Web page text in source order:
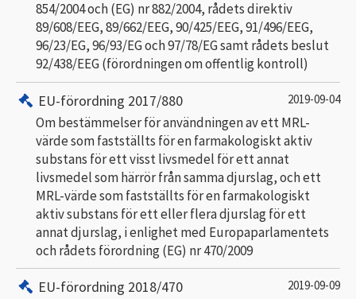
854/2004 och (EG) nr 882/2004, rådets direktiv
89/608/EEG, 89/662/EEG, 90/425/EEG, 91/496/EEG,
96/23/EG, 96/93/EG och 97/78/EG samt rådets beslut
92/438/EEG (förordningen om offentlig kontroll)
EU-förordning 2017/880 2019-09-04
Om bestämmelser för användningen av ett MRL-
värde som fastställts för en farmakologiskt aktiv
substans för ett visst livsmedel för ett annat
livsmedel som härrör från samma djurslag, och ett
MRL-värde som fastställts för en farmakologiskt
aktiv substans för ett eller flera djurslag för ett
annat djurslag, i enlighet med Europaparlamentets
och rådets förordning (EG) nr 470/2009
EU-förordning 2018/470 2019-09-09